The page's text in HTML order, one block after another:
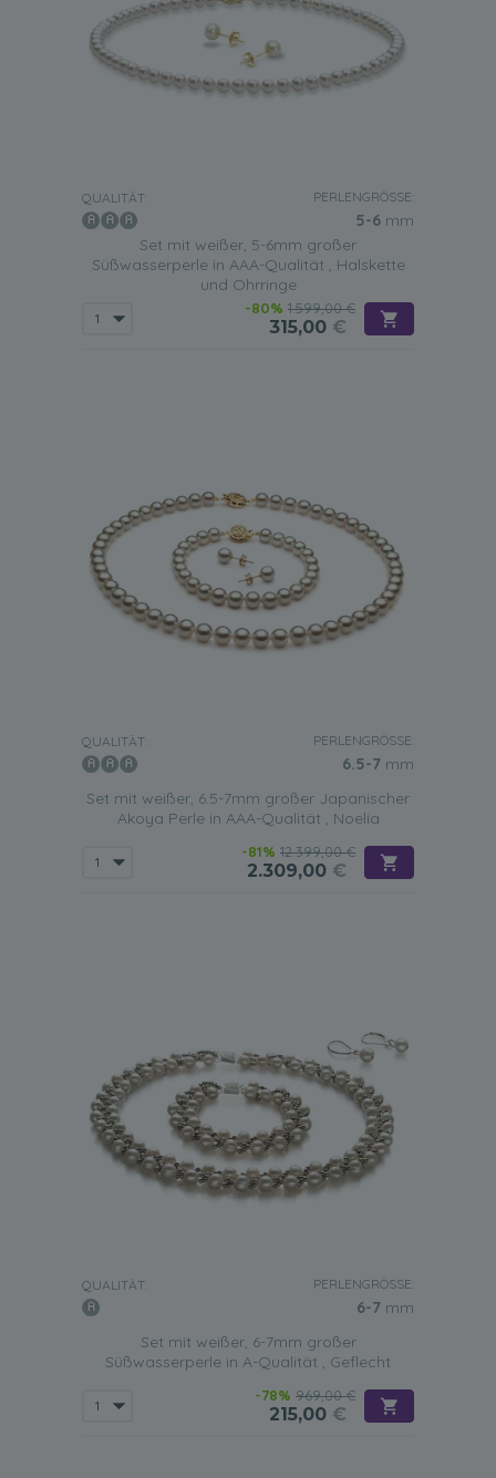
QUALITÄT: PERLENGRÖSSE:
5-6 mm
Set mit weißer, 5-6mm großer
Süßwasserperle in AAA-Qualität , Halskette
und Ohrringe
-80% 1.599,00 €
315,00 €
QUALITÄT: PERLENGRÖSSE:
6.5-7 mm
Set mit weißer, 6.5-7mm großer Japanischer
Akoya Perle in AAA-Qualität , Noelia
-81% 12.399,00 €
2.309,00 €
QUALITÄT: PERLENGRÖSSE:
6-7 mm
Set mit weißer, 6-7mm großer
Süßwasserperle in A-Qualität , Geflecht
-78% 969,00 €
215,00 €